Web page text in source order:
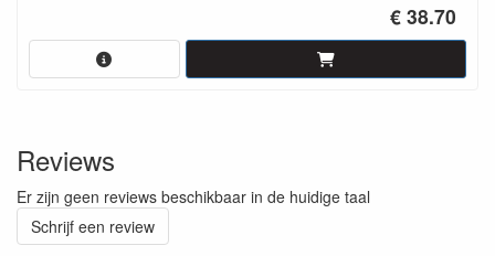
€ 38.70
Reviews
Er zijn geen reviews beschikbaar in de huidige taal
Schrijf een review